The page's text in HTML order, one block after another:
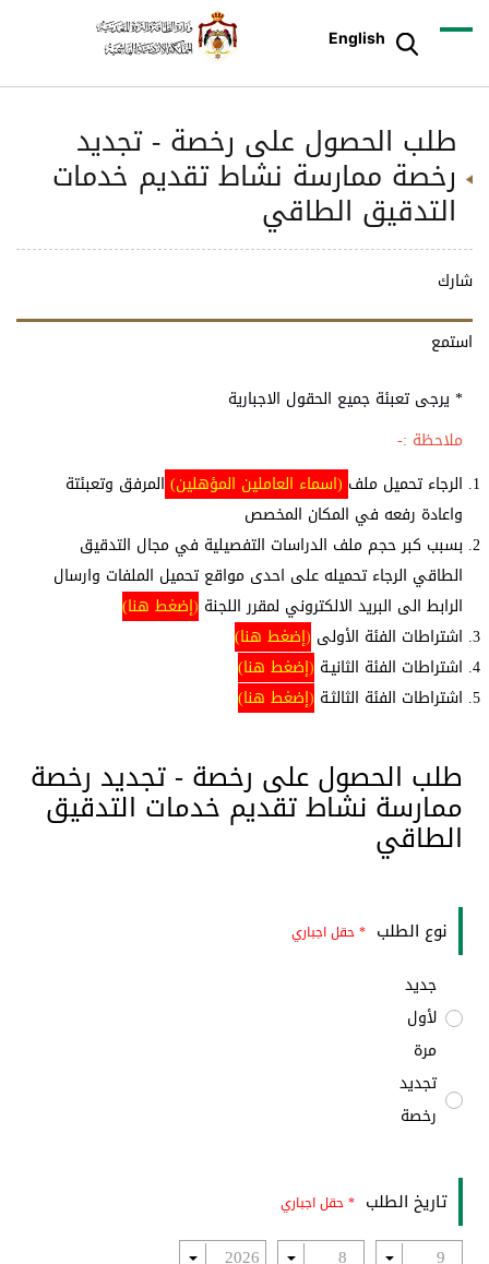
English
طلب الحصول على رخصة - تجديد
رخصة ممارسة نشاط تقديم خدمات
التدقيق الطاقي
شارك
استمع
* يرجى تعبئة جميع الحقول الاجبارية
ملاحظة :-
الرجاء تحميل ملف (اسماء العاملين المؤهلين) المرفق وتعبئتة
واعادة رفعه في المكان المخصص
بسبب كبر حجم ملف الدراسات التفصيلية في مجال التدقيق
الطاقي الرجاء تحميله على احدى مواقع تحميل الملفات وارسال
الرابط الى البريد الالكتروني لمقرر اللجنة (إضغط هنا)
اشتراطات الفئة الأولى (إضغط هنا)
اشتراطات الفئة الثانيـة (إضغط هنا)
اشتراطات الفئة الثالثـة (إضغط هنا)
طلب الحصول على رخصة - تجديد رخصة
ممارسة نشاط تقديم خدمات التدقيق
الطاقي
نوع الطلب * حقل اجباري
جديد
لأول
مرة
تجديد
رخصة
تاريخ الطلب * حقل اجباري